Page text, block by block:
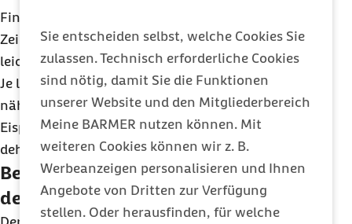
Sie entscheiden selbst, welche Cookies Sie
zulassen. Technisch erforderliche Cookies
sind nötig, damit Sie die Funktionen
unserer Website und den Mitgliederbereich
Meine BARMER nutzen können. Mit
weiteren Cookies können wir z. B.
Werbeanzeigen personalisieren und Ihnen
Angebote von Dritten zur Verfügung
stellen. Oder herausfinden, für welche
Fingern. Ziehen Sie ihn dann vorsichtig zwischen
Zeigefinger und Daumen auseinander. Lässt er sich
leicht zu einem Faden ziehen, gilt er als „spinnbar“.
Je länger der spinnbare Schleimfaden ist, umso
näher steht der Eisprung bevor. Am Tag des
Eisprungs ist der Zervixschleim bis zur Fingerlänge
dehnbar.
Beobachtung des Muttermundes und
des Gebärmutterhalses